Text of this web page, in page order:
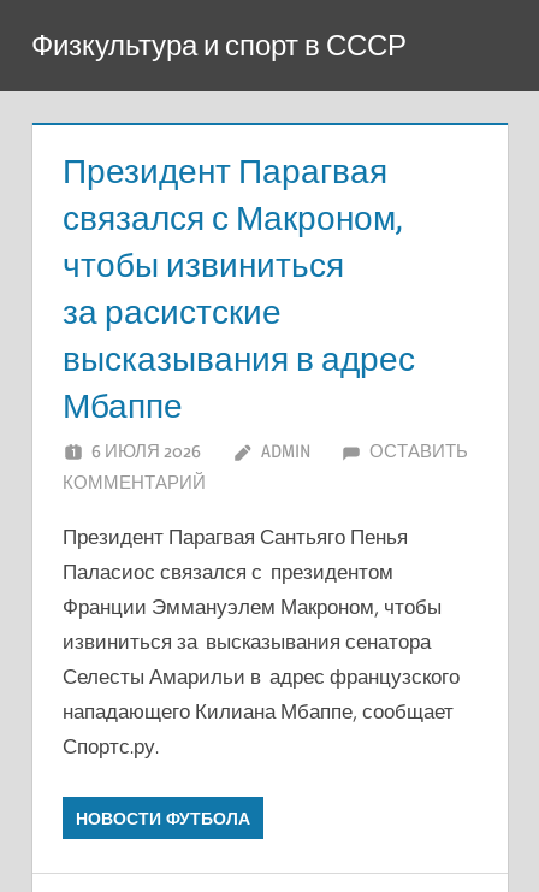
содержимому
Физкультура и спорт в СССР
Президент Парагвая
связался с Макроном,
чтобы извиниться
за расистские
высказывания в адрес
Мбаппе
6 ИЮЛЯ 2026 ADMIN
ОСТАВИТЬ
КОММЕНТАРИЙ
Президент Парагвая Сантьяго Пенья
Паласиос связался с президентом
Франции Эммануэлем Макроном, чтобы
извиниться за высказывания сенатора
Селесты Амарильи в адрес французского
нападающего Килиана Мбаппе, сообщает
Спортс.ру.
НОВОСТИ ФУТБОЛА